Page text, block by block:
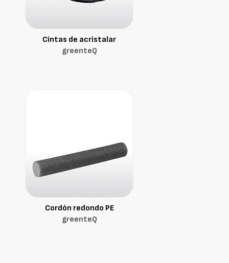
Cintas de acristalar
greenteQ
Cordón redondo PE
greenteQ